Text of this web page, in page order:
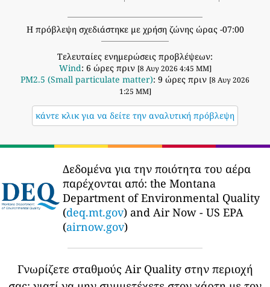
Η πρόβλεψη σχεδιάστηκε με χρήση ζώνης ώρας -07:00
Τελευταίες ενημερώσεις προβλέψεων:
Wind: 6 ώρες πριν [8 Αυγ 2026 4:45 ΜΜ]
PM2.5 (Small particulate matter): 9 ώρες πριν [8 Αυγ 2026
1:25 ΜΜ]
κάντε κλικ για να δείτε την αναλυτική πρόβλεψη
Δεδομένα για την ποιότητα του αέρα
παρέχονται από: the Montana
Department of Environmental Quality
(deq.mt.gov) and Air Now - US EPA
(airnow.gov)
Γνωρίζετε σταθμούς Air Quality στην περιοχή